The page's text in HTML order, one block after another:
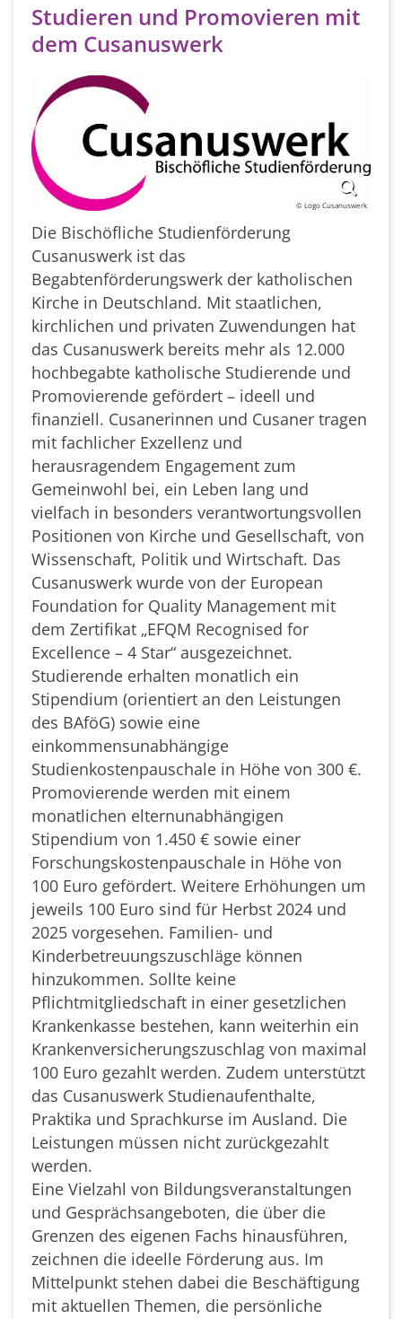
Studieren und Promovieren mit
dem Cusanuswerk
© Logo Cusanuswerk
Die Bischöfliche Studienförderung
Cusanuswerk ist das
Begabtenförderungswerk der katholischen
Kirche in Deutschland. Mit staatlichen,
kirchlichen und privaten Zuwendungen hat
das Cusanuswerk bereits mehr als 12.000
hochbegabte katholische Studierende und
Promovierende gefördert – ideell und
finanziell. Cusanerinnen und Cusaner tragen
mit fachlicher Exzellenz und
herausragendem Engagement zum
Gemeinwohl bei, ein Leben lang und
vielfach in besonders verantwortungsvollen
Positionen von Kirche und Gesellschaft, von
Wissenschaft, Politik und Wirtschaft. Das
Cusanuswerk wurde von der European
Foundation for Quality Management mit
dem Zertifikat „EFQM Recognised for
Excellence – 4 Star“ ausgezeichnet.
Studierende erhalten monatlich ein
Stipendium (orientiert an den Leistungen
des BAföG) sowie eine
einkommensunabhängige
Studienkostenpauschale in Höhe von 300 €.
Promovierende werden mit einem
monatlichen elternunabhängigen
Stipendium von 1.450 € sowie einer
Forschungskostenpauschale in Höhe von
100 Euro gefördert. Weitere Erhöhungen um
jeweils 100 Euro sind für Herbst 2024 und
2025 vorgesehen. Familien- und
Kinderbetreuungszuschläge können
hinzukommen. Sollte keine
Pflichtmitgliedschaft in einer gesetzlichen
Krankenkasse bestehen, kann weiterhin ein
Krankenversicherungszuschlag von maximal
100 Euro gezahlt werden. Zudem unterstützt
das Cusanuswerk Studienaufenthalte,
Praktika und Sprachkurse im Ausland. Die
Leistungen müssen nicht zurückgezahlt
werden.
Eine Vielzahl von Bildungsveranstaltungen
und Gesprächsangeboten, die über die
Grenzen des eigenen Fachs hinausführen,
zeichnen die ideelle Förderung aus. Im
Mittelpunkt stehen dabei die Beschäftigung
mit aktuellen Themen, die persönliche